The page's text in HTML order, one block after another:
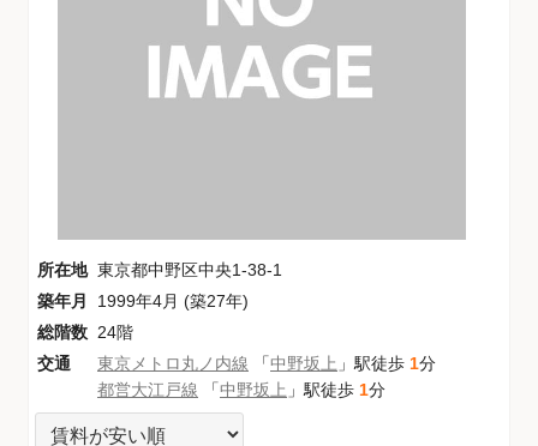
所在地 東京都中野区中央1-38-1
築年月
1999年4月 (築27年)
総階数 24階
交通
東京メトロ丸ノ内線 「中野坂上 」駅徒歩 1分
都営大江戸線 「中野坂上 」駅徒歩 1分